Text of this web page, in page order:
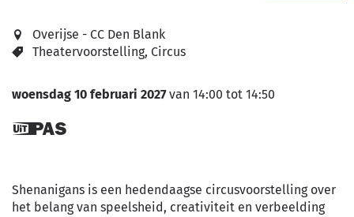
Overijse - CC Den Blank
Theatervoorstelling Circus
woensdag 10 februari 2027 van 14:00 tot 14:50
Dit is een
Shenanigans is een hedendaagse circusvoorstelling over
het belang van speelsheid, creativiteit en verbeelding